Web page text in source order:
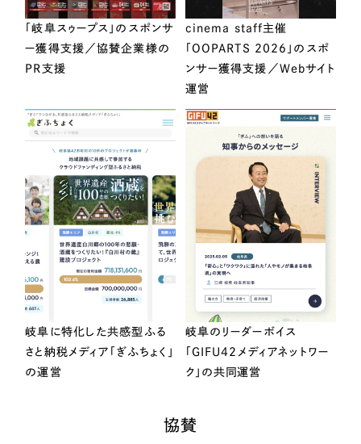
「岐阜スゥープス」のスポンサ
ー獲得支援／協賛企業様の
PR支援
cinema staff主催
「OOPARTS 2026」のスポ
ンサー獲得支援／Webサイト
運営
岐阜に特化した共感型ふる
さと納税メディア「ぎふちょく」
の運営
岐阜のリーダーボイス
「GIFU42メディアネットワー
ク」の共同運営
協賛